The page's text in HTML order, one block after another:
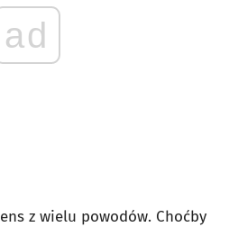
ad
z wielu powodów. Choćby